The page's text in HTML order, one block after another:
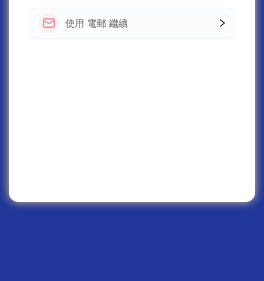
使用 電郵 繼續